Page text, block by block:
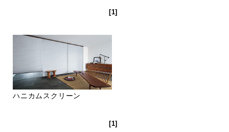
[1]
ハニカムスクリーン
[1]